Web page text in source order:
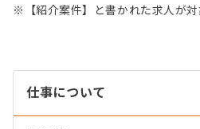
※【紹介案件】と書かれた求人が対
仕事について